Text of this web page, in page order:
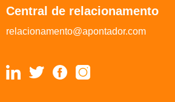
Central de relacionamento
relacionamento@apontador.com